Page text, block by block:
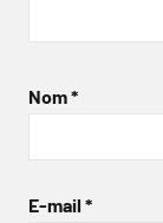
Nom*
E-mail *